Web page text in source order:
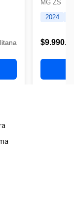
Opens in new
in new window